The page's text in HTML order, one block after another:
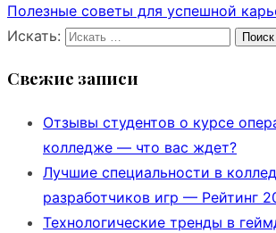
Полезные советы для успешной
Искать:
Поиск
Свежие записи
Отзывы студентов о курсе
колледже — что вас ждет?
Лучшие специальности в
разработчиков игр — Рейтинг
Технологические тренды в